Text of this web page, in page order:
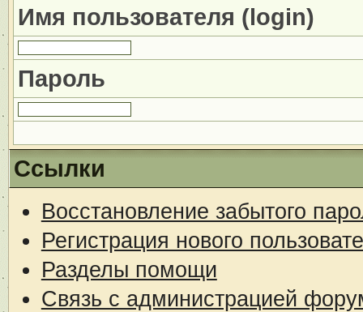
Имя пользователя (login)
Пароль
Ссылки
Восстановление забытого
Регистрация нового
Разделы помощи
Связь с администрацией